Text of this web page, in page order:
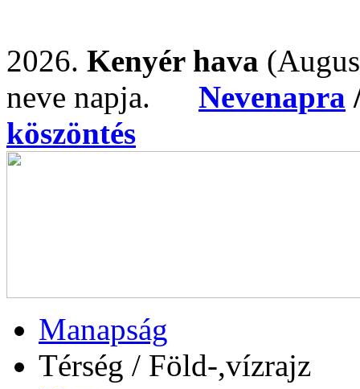
2026. Kenyér hava
neve napja. Nevenapra
köszöntés
Manapság
Térség / Föld-,vízrajz